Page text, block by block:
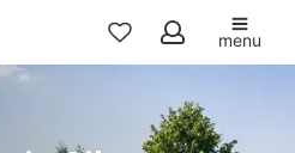
Mijn
favorieten
menu